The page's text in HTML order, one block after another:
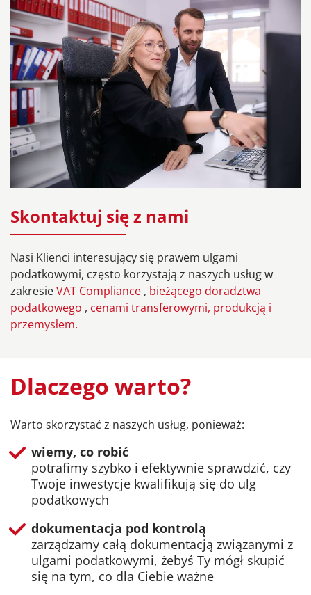
Skontaktuj się z nami
Nasi Klienci interesujący się prawem ulgami
podatkowymi, często korzystają z naszych usług w
zakresieVAT Compliance , bieżącego doradztwa
podatkowego , cenami transferowymi, produkcją i
przemysłem.
Dlaczego warto?
Warto skorzystać z naszych usług, ponieważ:
wiemy, co robić
potrafimy szybko i efektywnie sprawdzić, czy
Twoje inwestycje kwalifikują się do ulg
podatkowych
dokumentacja pod kontrolą
zarządzamy całą dokumentacją związanymi z
ulgami podatkowymi, żebyś Ty mógł skupić
się na tym, co dla Ciebie ważne